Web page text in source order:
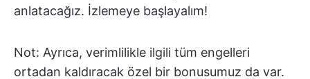
anlatacağız. İzlemeye başlayalım!
Not: Ayrıca, verimlilikle ilgili tüm engelleri
ortadan kaldıracak özel bir bonusumuz da var.